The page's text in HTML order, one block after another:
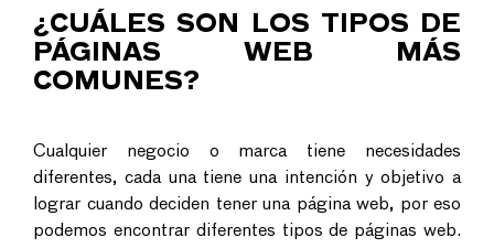
¿CUÁLES SON LOS TIPOS DE
PÁGINAS WEB MÁS
COMUNES?
Cualquier negocio o marca tiene necesidades
diferentes, cada una tiene una intención y objetivo a
lograr cuando deciden tener una página web, por eso
podemos encontrar diferentes tipos de páginas web.